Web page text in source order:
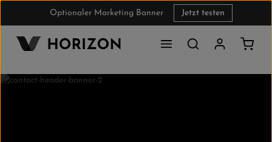
Zum Hauptinhalt springen
Optionaler Marketing Banner Jetzt testen